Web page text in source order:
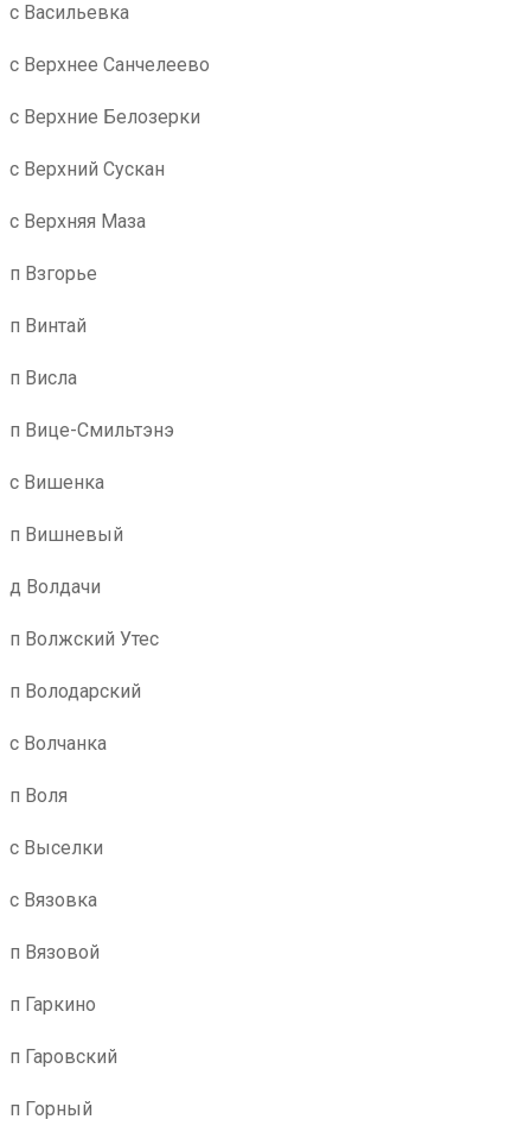
с Васильевка
с Верхнее Санчелеево
с Верхние Белозерки
с Верхний Сускан
с Верхняя Маза
п Взгорье
п Винтай
п Висла
п Вице-Смильтэнэ
с Вишенка
п Вишневый
д Волдачи
п Волжский Утес
п Володарский
с Волчанка
п Воля
с Выселки
с Вязовка
п Вязовой
п Гаркино
п Гаровский
п Горный